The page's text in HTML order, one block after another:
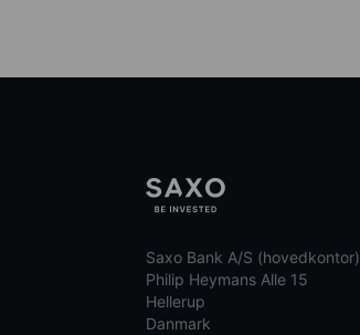
Saxo Bank A/S (hovedkontor)
Philip Heymans Alle 15
Hellerup
Danmark